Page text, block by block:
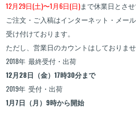
12月29日(土)〜1月6日(日)まで休業日とさせ
ご注文・ご入稿はインターネット・メー
受け付けております。
ただし、営業日のカウントはしておりませ
2018年 最終受付・出荷
12月28日（金） 17時30分まで
2019年 受付・出荷
1月7日（月） 9時から開始